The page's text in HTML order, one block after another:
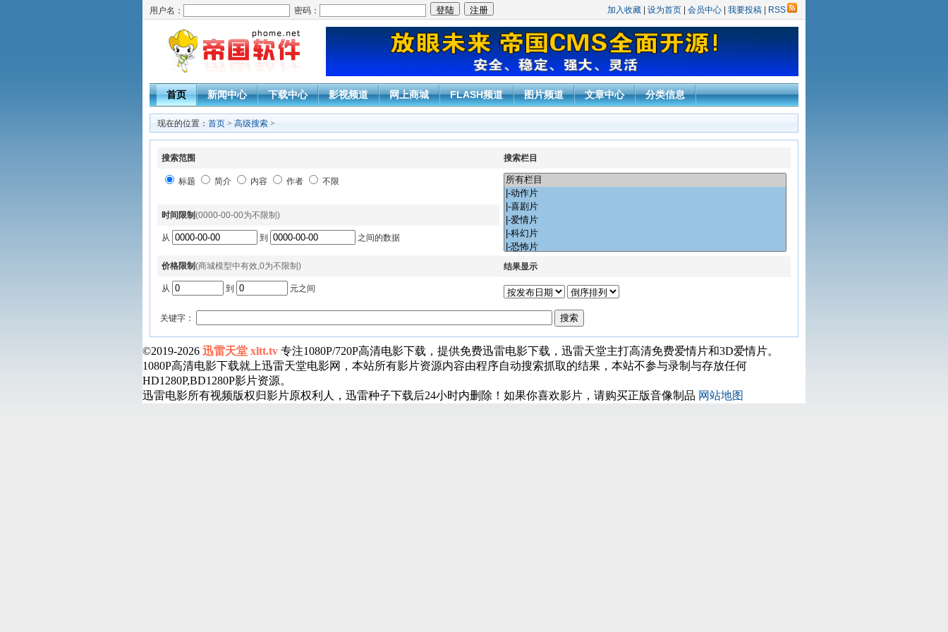
用户名： 密码： 加入收藏 设为首页 会员中心 我要投稿 RSS
首页 新闻中心 下载中心 影视频道 网上商城 FLASH频道 图片频道 文章中心 分类信息
现在的位置： 首页 > 高级搜索 >
搜索范围 搜索栏目
标题 简介 内容 作者 不限
时间限制(0000-00-00为不限制)
从 到 之间的数据
价格限制(商城模型中有效,0为不限制)
从 到 元之间
结果显示
关键字：
©2019-2026 迅雷天堂 xltt.tv 专注1080P/720P高清电影下载，提供免费迅雷电影下载，迅雷天堂主打高清免费爱情片和3D爱情片。
1080P高清电影下载就上迅雷天堂电影网，本站所有影片资源内容由程序自动搜索抓取的结果，本站不参与录制与存放任何
HD1280P,BD1280P影片资源。
迅雷电影所有视频版权归影片原权利人，迅雷种子下载后24小时内删除！如果你喜欢影片，请购买正版音像制品 网站地图